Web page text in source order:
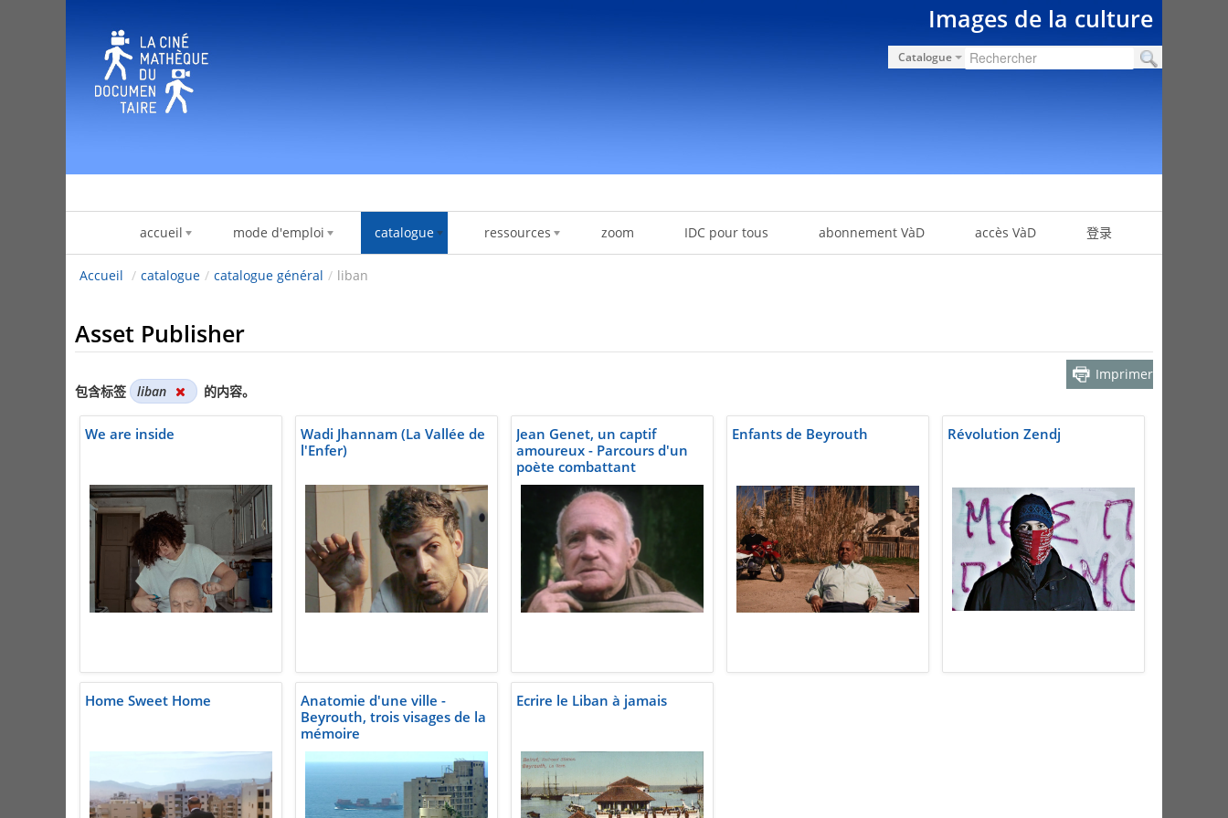
Images de la culture
Catalogue
accueil mode d'emploi catalogue ressources zoom IDC pour tous abonnement VàD accès VàD 登录
Accueil / catalogue / catalogue général / liban
Asset Publisher
包含标签 liban 的内容。
Imprimer
We are inside
Wadi Jhannam (La Vallée de
l'Enfer)
Jean Genet, un captif
amoureux - Parcours d'un
poète combattant
Enfants de Beyrouth Révolution Zendj
Home Sweet Home
Anatomie d'une ville -
Beyrouth, trois visages de la
mémoire
Ecrire le Liban à jamais